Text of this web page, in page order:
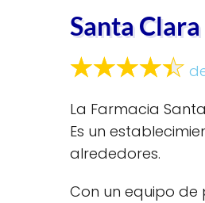
Santa
La Farmacia
Es un
alrededores.
Con un equipo de